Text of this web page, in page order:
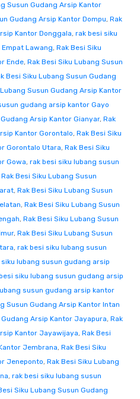
Susun Gudang Arsip Kantor
Gudang Arsip Kantor Dompu, Rak
Kantor Donggala, rak besi siku
Lawang, Rak Besi Siku
Ende, Rak Besi Siku Lubang Susun
Besi Siku Lubang Susun Gudang
Susun Gudang Arsip Kantor
gudang arsip kantor Gayo
Arsip Kantor Gianyar, Rak
Kantor Gorontalo, Rak Besi Siku
Gorontalo Utara, Rak Besi Siku
Gowa, rak besi siku lubang susun
Rak Besi Siku Lubang Susun
, Rak Besi Siku Lubang Susun
, Rak Besi Siku Lubang Susun
, Rak Besi Siku Lubang Susun
, Rak Besi Siku Lubang Susun
, rak besi siku lubang susun
lubang susun gudang arsip
siku lubang susun gudang arsip
susun gudang arsip kantor
Susun Gudang Arsip Kantor Intan
Arsip Kantor Jayapura, Rak
Kantor Jayawijaya, Rak Besi
Jembrana, Rak Besi Siku
Jeneponto, Rak Besi Siku Lubang
, rak besi siku lubang susun
Siku Lubang Susun Gudang